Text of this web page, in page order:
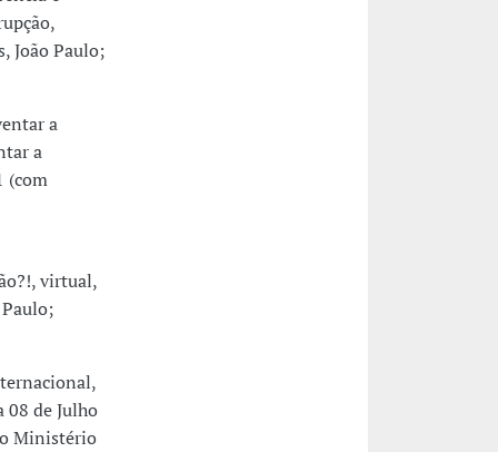
João Paulo;
a
a
(com
virtual,
08 de Julho
Ministério